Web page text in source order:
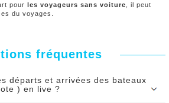
pour les voyageurs sans voiture , il peut
du voyages.
fréquentes
départs et arrivées des bateaux
) en live ?